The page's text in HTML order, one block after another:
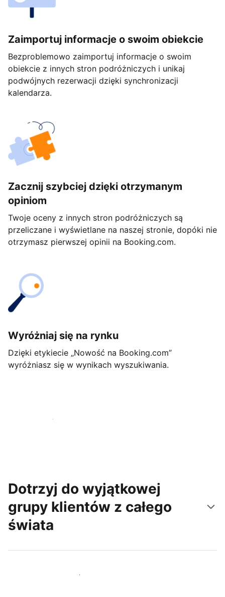
Zaimportuj informacje o swoim obiekcie
Bezproblemowo zaimportuj informacje o swoim
obiekcie z innych stron podróżniczych i unikaj
podwójnych rezerwacji dzięki synchronizacji
kalendarza.
Zacznij szybciej dzięki otrzymanym
opiniom
Twoje oceny z innych stron podróżniczych są
przeliczane i wyświetlane na naszej stronie, dopóki nie
otrzymasz pierwszej opinii na Booking.com.
Wyróżniaj się na rynku
Dzięki etykiecie „Nowość na Booking.com”
wyróżniasz się w wynikach wyszukiwania.
Rozpocznij już dziś
Dotrzyj do wyjątkowej
grupy klientów z całego
świata
Dotrzyj do nowych gości już dziś